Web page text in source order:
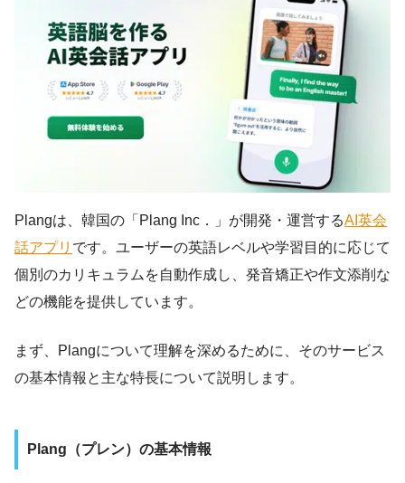
Plangは、韓国の「Plang Inc．」が開発・運営するAI英会
話アプリ です。ユーザーの英語レベルや学習目的に応じて
個別のカリキュラムを自動作成し、発音矯正や作文添削な
どの機能を提供しています。
まず、Plangについて理解を深めるために、そのサービス
の基本情報と主な特長について説明します。
Plang（プレン）の基本情報